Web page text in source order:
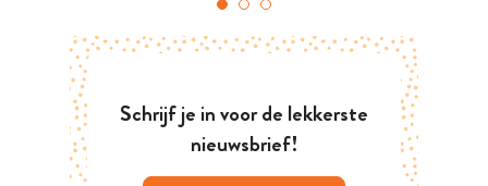
Schrijf je in voor de lekkerste
nieuwsbrief!